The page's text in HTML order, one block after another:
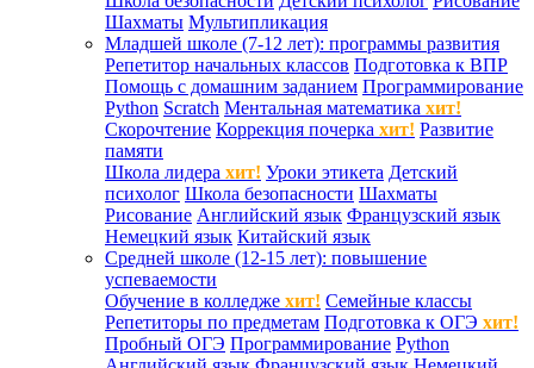
Шахматы Мультипликация
Младшей школе (7-12 лет): программы развития
Репетитор начальных классов Подготовка к ВПР
Помощь с домашним заданием Программирование
Python Scratch Ментальная математика хит!
Скорочтение Коррекция почерка хит! Развитие
памяти
Школа лидера хит! Уроки этикета Детский
психолог Школа безопасности Шахматы
Рисование Английский язык Французский язык
Немецкий язык Китайский язык
Средней школе (12-15 лет): повышение
успеваемости
Обучение в колледже хит! Семейные классы
Репетиторы по предметам Подготовка к ОГЭ хит!
Пробный ОГЭ Программирование Python